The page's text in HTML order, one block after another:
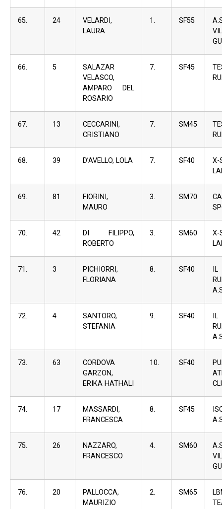
65. 24
VELARDI,
LAURA
1. SF55
66. 5
SALAZAR
VELASCO,
AMPARO DEL
ROSARIO
7. SF45
67. 13
CECCARINI,
CRISTIANO
7. SM45
68. 39 D’AVELLO, LOLA 7. SF40
X-
69. 81
FIORINI,
MAURO
3. SM70
70. 42
DI FILIPPO,
ROBERTO
3. SM60
X-
71. 3
PICHIORRI,
FLORIANA
8. SF40
72. 4
SANTORO,
STEFANIA
9. SF40
73. 63
CORDOVA
GARZON,
ERIKA HATHALI
10. SF40
74. 17
MASSARDI,
FRANCESCA
8. SF45
75. 26
NAZZARO,
FRANCESCO
4. SM60
76. 20
PALLOCCA,
MAURIZIO
2. SM65